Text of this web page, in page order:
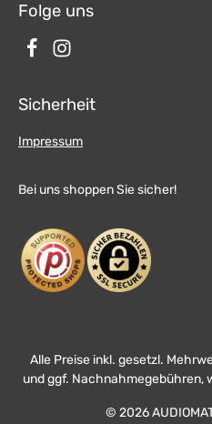
Folge uns
Sicherheit
Impressum
Bei uns shoppen Sie sicher!
© 2026
Alle Preise inkl. gesetzl.
und ggf. Nachnahmegebühren,